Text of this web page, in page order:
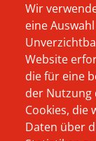
Wir
eine
Website
die für eine
der Nutzung
Cookies, die
Daten über
Footer
Menü
Produkte
Das
Beratung